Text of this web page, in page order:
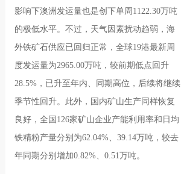
影响下澳洲发运量也是创下单周1122.30万吨
的极低水平。不过，天气因素扰动趋弱，海
外铁矿石供应已回归正常，全球19港最新周
度发运量为2965.00万吨，较前期低点回升
28.5%，已升至年内、同期高位，后续将继续
季节性回升。此外，国内矿山生产同样恢复
良好，全国126家矿山企业产能利用率和日均
铁精粉产量分别为62.04%、39.14万吨，较去
年同期分别增加0.82%、0.51万吨。